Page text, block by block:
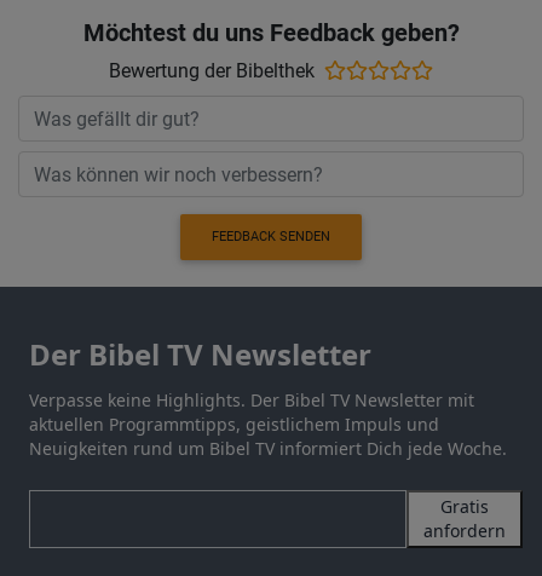
Möchtest du uns Feedback geben?
Bewertung der Bibelthek
FEEDBACK SENDEN
Der Bibel TV Newsletter
Verpasse keine Highlights. Der Bibel TV Newsletter mit
aktuellen Programmtipps, geistlichem Impuls und
Neuigkeiten rund um Bibel TV informiert Dich jede Woche.
Gratis
anfordern